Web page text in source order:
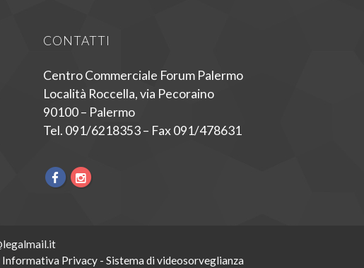
CONTATTI
Centro Commerciale Forum Palermo
Località Roccella, via Pecoraino
90100 – Palermo
Tel. 091/6218353 – Fax 091/478631
Informativa Privacy - Sistema di videosorveglianza